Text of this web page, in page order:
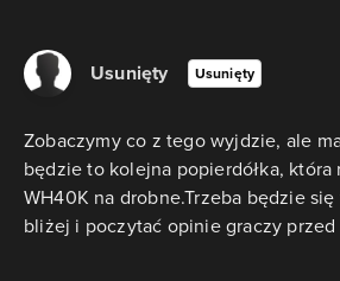
Usunięty Usunięty
Zobaczymy co z tego wyjdzie, ale
będzie to kolejna popierdółka, która
WH40K na drobne.Trzeba będzie
bliżej i poczytać opinie graczy przed